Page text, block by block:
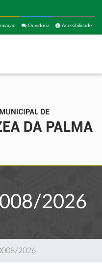
Acessibilidade
Ouvidoria
2026
2026